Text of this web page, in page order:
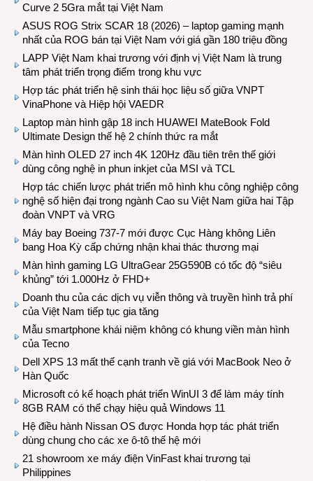
Curve 2 5Gra mắt tại Việt Nam
ASUS ROG Strix SCAR 18 (2026) – laptop gaming mạnh
nhất của ROG bán tại Việt Nam với giá gần 180 triệu đồng
LAPP Việt Nam khai trương với định vị Việt Nam là trung
tâm phát triển trọng điểm trong khu vực
Hợp tác phát triển hệ sinh thái học liệu số giữa VNPT
VinaPhone và Hiệp hội VAEDR
Laptop màn hình gập 18 inch HUAWEI MateBook Fold
Ultimate Design thế hệ 2 chính thức ra mắt
Màn hình OLED 27 inch 4K 120Hz đầu tiên trên thế giới
dùng công nghệ in phun inkjet của MSI và TCL
Hợp tác chiến lược phát triển mô hình khu công nghiệp công
nghệ số hiện đại trong ngành Cao su Việt Nam giữa hai Tập
đoàn VNPT và VRG
Máy bay Boeing 737-7 mới được Cục Hàng không Liên
bang Hoa Kỳ cấp chứng nhận khai thác thương mại
Màn hình gaming LG UltraGear 25G590B có tốc độ “siêu
khủng” tới 1.000Hz ở FHD+
Doanh thu của các dịch vụ viễn thông và truyền hình trả phí
của Việt Nam tiếp tục gia tăng
Mẫu smartphone khái niệm không có khung viền màn hình
của Tecno
Dell XPS 13 mất thế cạnh tranh về giá với MacBook Neo ở
Hàn Quốc
Microsoft có kế hoạch phát triển WinUI 3 để làm máy tính
8GB RAM có thể chạy hiệu quả Windows 11
Hệ điều hành Nissan OS được Honda hợp tác phát triển
dùng chung cho các xe ô-tô thế hệ mới
21 showroom xe máy điện VinFast khai trương tại
Philippines